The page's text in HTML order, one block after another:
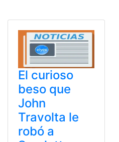
El curioso
beso que
John
Travolta le
robó a